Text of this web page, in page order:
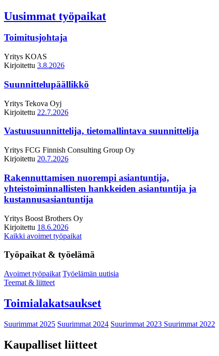
Uusimmat työpaikat
Toimitusjohtaja
Yritys KOAS
Kirjoitettu 3.8.2026
Suunnittelupäällikkö
Yritys Tekova Oyj
Kirjoitettu 22.7.2026
Vastuusuunnittelija, tietomallintava suunnittelija
Yritys FCG Finnish Consulting Group Oy
Kirjoitettu 20.7.2026
Rakennuttamisen nuorempi asiantuntija,
yhteistoiminnallisten hankkeiden asiantuntija ja
kustannusasiantuntija
Yritys Boost Brothers Oy
Kirjoitettu 18.6.2026
Kaikki avoimet työpaikat
Työpaikat & työelämä
Avoimet työpaikat Työelämän uutisia
Teemat & liitteet
Toimialakatsaukset
Suurimmat 2025 Suurimmat 2024 Suurimmat 2023 Suurimmat 2022
Kaupalliset liitteet